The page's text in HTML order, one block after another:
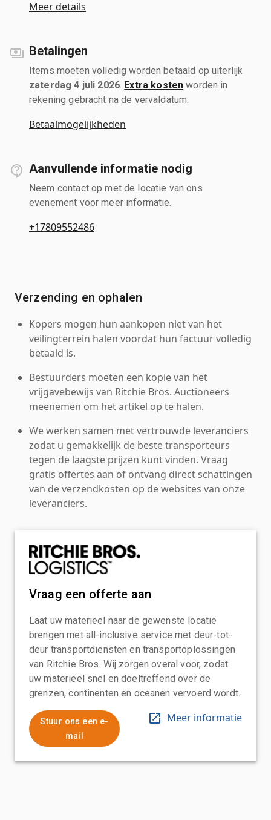
Meer details
Betalingen
Items moeten volledig worden betaald op uiterlijk
zaterdag 4 juli 2026 Extra kosten worden in
rekening gebracht na de vervaldatum.
Betaalmogelijkheden
Aanvullende informatie nodig
Neem contact op met de locatie van ons
evenement voor meer informatie.
+17809552486
Verzending en ophalen
Kopers mogen hun aankopen niet van het
veilingterrein halen voordat hun factuur volledig
betaald is.
Bestuurders moeten een kopie van het
vrijgavebewijs van Ritchie Bros. Auctioneers
meenemen om het artikel op te halen.
We werken samen met vertrouwde leveranciers
zodat u gemakkelijk de beste transporteurs
tegen de laagste prijzen kunt vinden. Vraag
gratis offertes aan of ontvang direct schattingen
van de verzendkosten op de websites van onze
leveranciers.
Vraag een offerte aan
Laat uw materieel naar de gewenste locatie
brengen met all-inclusive service met deur-tot-
deur transportdiensten en transportoplossingen
van Ritchie Bros. Wij zorgen overal voor, zodat
uw materieel snel en doeltreffend over de
grenzen, continenten en oceanen vervoerd wordt.
Stuur ons een e-
mail
Meer informatie